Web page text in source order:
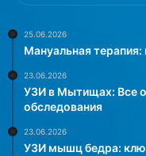
25.06.2026
Мануальная
23.06.2026
УЗИ в Мытищах: Все
обследования
23.06.2026
УЗИ мышц бедра: